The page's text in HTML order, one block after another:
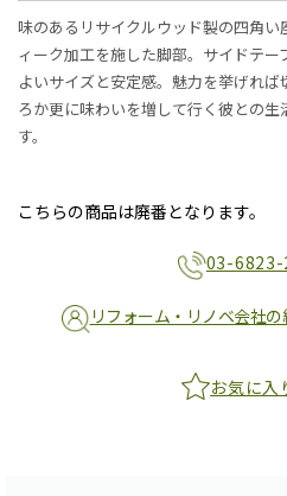
味のあるリサイクルウッド製の四角
ィーク加工を施した脚部。サイドテ
よいサイズと安定感。魅力を挙げれ
ろか更に味わいを増して行く彼との
す。
こちらの商品は廃番となります。
03-6823-
リフォーム・リノベ会社
お気に入